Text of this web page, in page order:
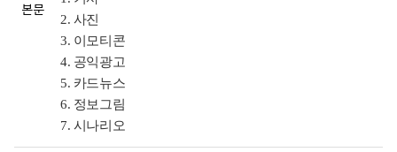
행본문
2. 사진
3. 이모티콘
4. 공익광고
5. 카드뉴스
6. 정보그림
7. 시나리오